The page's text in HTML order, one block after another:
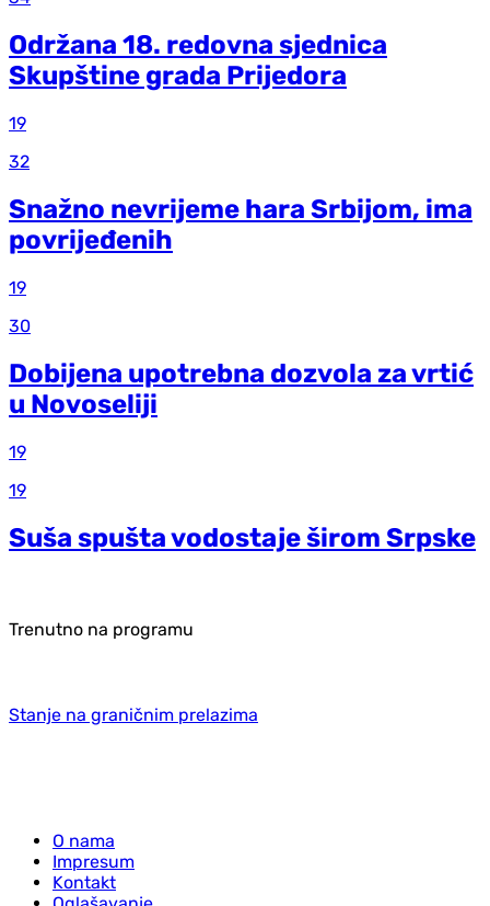
Održana 18. redovna sjednica
Skupštine grada Prijedora
19
32
Snažno nevrijeme hara Srbijom, ima
povrijeđenih
19
30
Dobijena upotrebna dozvola za vrtić
u Novoseliji
19
19
Suša spušta vodostaje širom Srpske
Trenutno na programu
Stanje na graničnim prelazima
O nama
Impresum
Kontakt